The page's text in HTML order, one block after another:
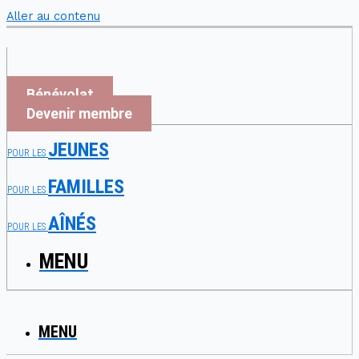
Aller au contenu
Bénévolat
Devenir membre
POUR LES JEUNES
POUR LES FAMILLES
POUR LES AÎNÉS
MENU
MENU